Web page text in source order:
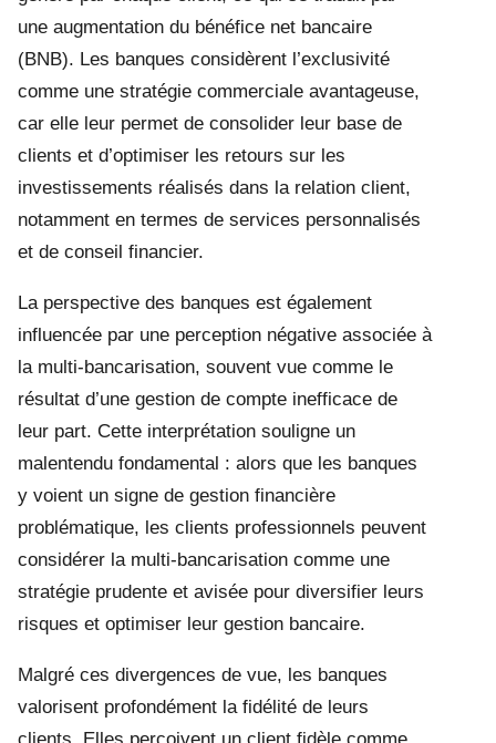
une augmentation du bénéfice net bancaire
(BNB). Les banques considèrent l’exclusivité
comme une stratégie commerciale avantageuse,
car elle leur permet de consolider leur base de
clients et d’optimiser les retours sur les
investissements réalisés dans la relation client,
notamment en termes de services personnalisés
et de conseil financier.
La perspective des banques est également
influencée par une perception négative associée à
la multi-bancarisation, souvent vue comme le
résultat d’une gestion de compte inefficace de
leur part. Cette interprétation souligne un
malentendu fondamental : alors que les banques
y voient un signe de gestion financière
problématique, les clients professionnels peuvent
considérer la multi-bancarisation comme une
stratégie prudente et avisée pour diversifier leurs
risques et optimiser leur gestion bancaire.
Malgré ces divergences de vue, les banques
valorisent profondément la fidélité de leurs